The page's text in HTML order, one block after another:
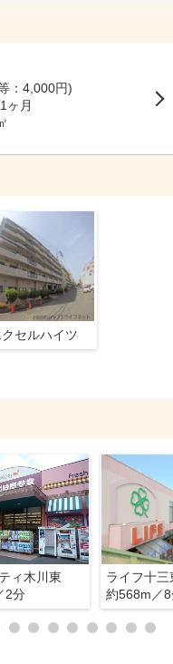
：4,000円)
1ヶ月
セルハイツ
ィ木川東
2分
ライフ十三
約568m／